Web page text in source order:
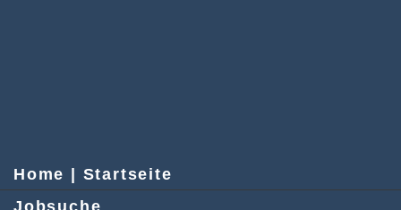
Home | Startseite
Jobsuche